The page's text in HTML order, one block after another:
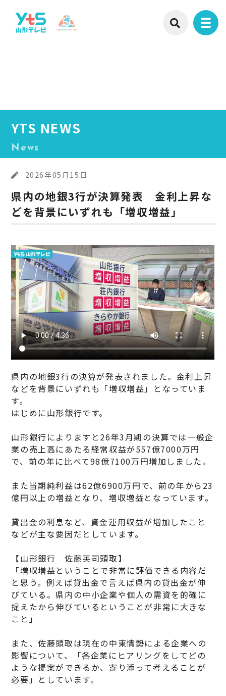
YTS NEWS
News
2026年05月15日
県内の地銀3行が決算発表 金利上昇な
どを背景にいずれも「増収増益」
県内の地銀3行の決算が発表されました。金利上昇
などを背景にいずれも「増収増益」となっていま
す。
はじめに山形銀行です。
山形銀行によりますと26年3月期の決算では一般企
業の売上高にあたる経常収益が557億7000万円
で、前の年に比べて98億7100万円増加しました。
また当期純利益は62億6900万円で、前の年から23
億円以上の増益となり、増収増益となっています。
貸出金の利息など、資金運用収益が増加したこと
などが主な要因だとしています。
【山形銀行 佐藤英司頭取】
「増収増益ということで非常に評価できる内容だ
と思う。例えば貸出金で言えば県内の貸出金が伸
びている。県内の中小企業や個人の需資を的確に
捉えたから伸びているということが非常に大きな
こと」
また、佐藤頭取は現在の中東情勢による企業への
影響について、「各企業にヒアリングをしてどの
ような提案ができるか、寄り添って考えることが
必要」としています。